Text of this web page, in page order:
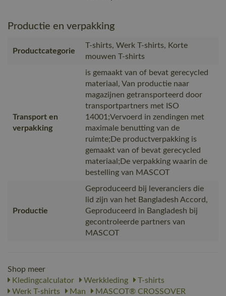
Productie en verpakking
Productcategorie
T-shirts, Werk T-shirts, Korte
mouwen T-shirts
Transport en
verpakking
is gemaakt van of bevat gerecycled
materiaal, Van productie naar
magazijnen getransporteerd door
transportpartners met ISO
14001;Vervoerd in zendingen met
maximale benutting van de
ruimte;De productverpakking is
gemaakt van of bevat gerecycled
materiaal;De verpakking waarin de
bestelling van MASCOT
Productie
Geproduceerd bij leveranciers die
lid zijn van het Bangladesh Accord,
Geproduceerd in Bangladesh bij
gecontroleerde partners van
MASCOT
Shop meer
Kledingcalculator
Werkkleding
T-shirts
Werk T-shirts
Man
MASCOT® CROSSOVER